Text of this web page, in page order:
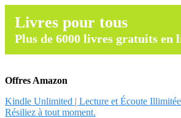
Livres pour tous
Plus de 6000 livres gratuits en
Offres Amazon
Kindle Unlimited | Lecture et Écoute
Résiliez à tout moment.